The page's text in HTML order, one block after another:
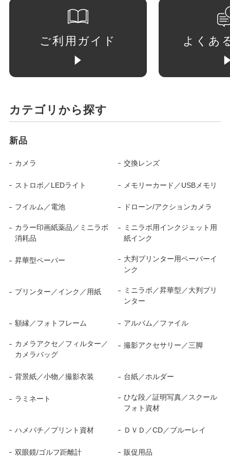
ご利用ガイド よくあ
カテゴリから探す
新品
カメラ 交換レンズ
ストロボ／LEDライト メモリーカード／USBメモリ
フイルム／電池 ドローン/アクションカメラ
カラー印画紙薬品／ミニラボ
消耗品
ミニラボ用インクジェット用
紙インク
昇華型ペーパー
大判プリンター用ペーパーイ
ンク
プリンター／インク／用紙
ミニラボ／昇華型／大判プリ
ンター
額縁／フォトフレーム アルバム／ファイル
カメラアクセ／フィルター／
カメラバッグ
撮影アクセサリー／三脚
背景紙／小物／撮影衣装 台紙／ホルダー
ラミネート
ひな段／証明写真／スクール
フォト資材
ハメパチ／プリント資材 ＤＶＤ／CD／ブルーレイ
双眼鏡/ゴルフ距離計 販促用品